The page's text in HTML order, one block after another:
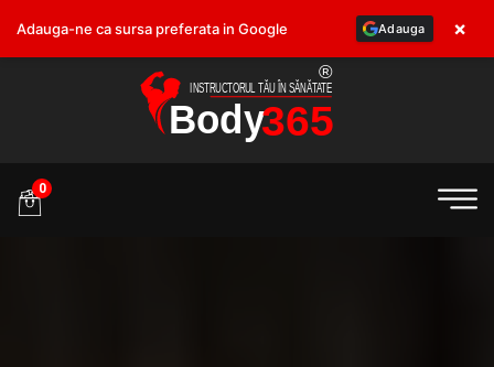
0
Adauga-ne ca sursa preferata in Google Adauga ×